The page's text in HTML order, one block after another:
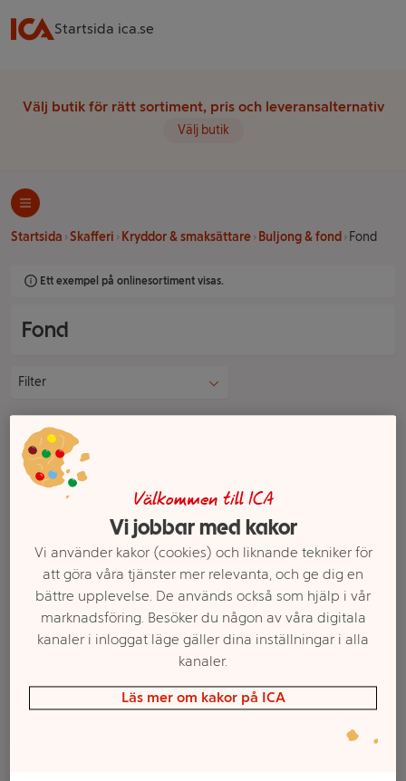
Startsida ica.se
Välj butik för rätt sortiment, pris och leveransalternativ
Välj butik
Startsida Skafferi Kryddor & smaksättare Buljong & fond Fond
Ett exempel på onlinesortiment visas.
Fond
Filter
Oxfond med rödvin
180ml ICA
Välj butik
Kycklingfond Ekologisk
180ml Touch of Taste
Välj butik
Välkommen till ICA
Vi jobbar med kakor
Vi använder kakor (cookies) och liknande tekniker för
att göra våra tjänster mer relevanta, och ge dig en
bättre upplevelse. De används också som hjälp i vår
marknadsföring. Besöker du någon av våra digitala
kanaler i inloggat läge gäller dina inställningar i alla
kanaler.
Läs mer om kakor på ICA